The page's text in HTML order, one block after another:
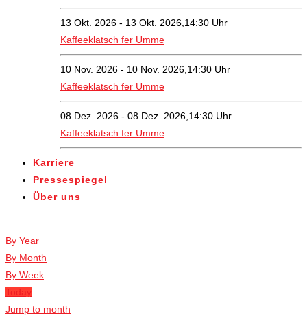
13 Okt. 2026 - 13 Okt. 2026,14:30 Uhr
Kaffeeklatsch fer Umme
10 Nov. 2026 - 10 Nov. 2026,14:30 Uhr
Kaffeeklatsch fer Umme
08 Dez. 2026 - 08 Dez. 2026,14:30 Uhr
Kaffeeklatsch fer Umme
Karriere
Pressespiegel
Über uns
By Year
By Month
By Week
Today
Jump to month